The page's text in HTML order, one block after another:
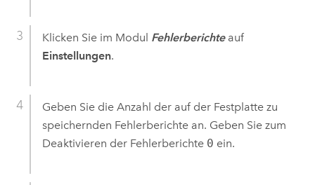
Klicken Sie im Modul Fehlerberichteauf
Einstellungen.
Geben Sie die Anzahl der auf der Festplatte zu
speichernden Fehlerberichte an. Geben Sie zum
Deaktivieren der Fehlerberichte 0 ein.